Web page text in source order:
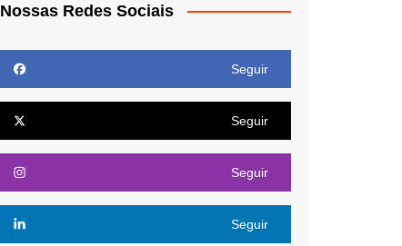
Nossas Redes Sociais
Seguir
Seguir
Seguir
Seguir